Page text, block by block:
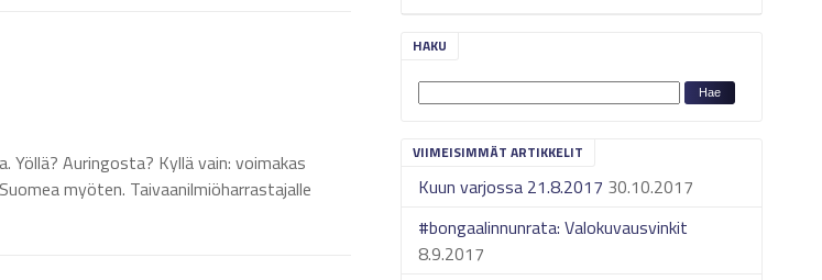
HAKU
VIIMEISIMMÄT ARTIKKELIT
Kuun varjossa 21.8.2017 30.10.2017
#bongaalinnunrata: Valokuvausvinkit
8.9.2017
Auringosta? Kyllä vain: voimakas
myöten. Taivaanilmiöharrastajalle